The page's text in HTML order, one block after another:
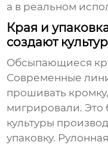
а в реальном
Края и
создают
Обсыпающиеся
Современные
прошивать
мигрировали. Это
культуры
упаковку.